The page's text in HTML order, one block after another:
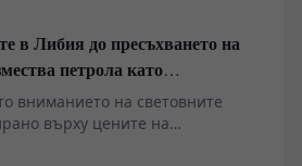
в Либия до пресъхването на
петрола като
вниманието на световните
върху цените на
сблъсъци за енергийни